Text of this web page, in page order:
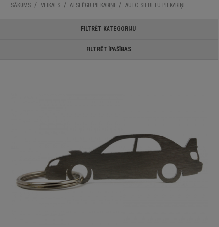
SĀKUMS / VEIKALS / ATSLĒGU PIEKARIŅI / AUTO SILUETU PIEKARIŅI
FILTRĒT KATEGORIJU
FILTRĒT ĪPAŠĪBAS